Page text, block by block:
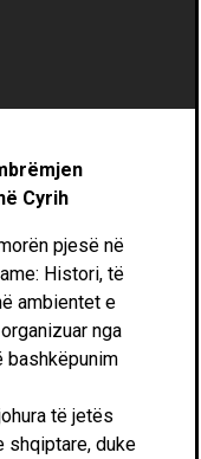
Cyrih
pjesë në
Histori, të
ambientet e
nga
bashkëpunim
të jetës
shqiptare, duke